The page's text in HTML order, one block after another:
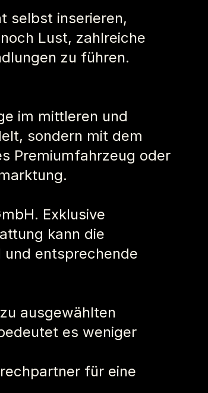
selbst inserieren,
Lust, zahlreiche
zu führen.
im mittleren und
sondern mit dem
Premiumfahrzeug oder
Exklusive
kann die
und entsprechende
ausgewählten
es weniger
für eine